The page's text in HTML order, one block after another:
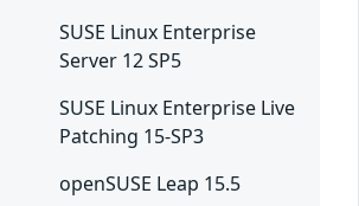
SUSE Linux Enterprise
Server 12 SP5
SUSE Linux Enterprise Live
Patching 15-SP3
openSUSE Leap 15.5